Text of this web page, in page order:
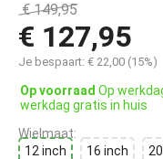
€149,95
€ 127,95
Je bespaart: € 22,00 (15%)
Op voorraad Op
werkdag gratis in huis
Wielmaat:
12 inch
16 inch